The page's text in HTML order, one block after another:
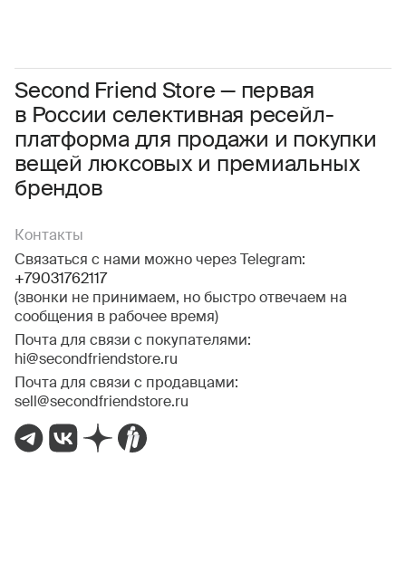
Second Friend Store — первая
в России селективная ресейл-
платформа для продажи и покупки
вещей люксовых и премиальных
брендов
Контакты
Связаться с нами можно через Telegram:
+79031762117
(звонки не принимаем, но быстро отвечаем на
сообщения в рабочее время)
Почта для связи с покупателями:
hi@secondfriendstore.ru
Почта для связи с продавцами:
sell@secondfriendstore.ru
Соглашаюсь с условиями Пользовательского соглашения
Даю согласие на получение рекламной информации.